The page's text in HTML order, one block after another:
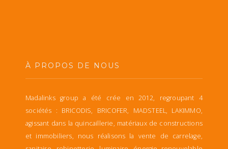
À PROPOS DE NOUS
Madalinks group a été crée en 2012, regroupant 4
sociétés : BRICODIS, BRICOFER, MADSTEEL, LAKIMMO,
agissant dans la quincaillerie, matériaux de constructions
et immobiliers, nous réalisons la vente de carrelage,